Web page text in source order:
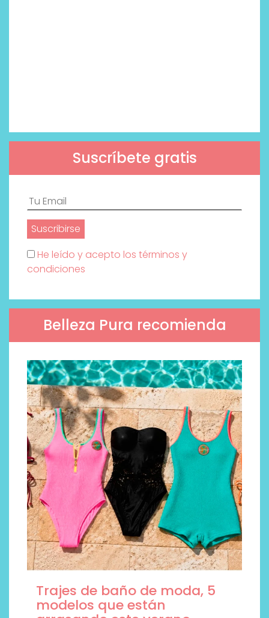
Suscríbete gratis
He leído y acepto los términos y
condiciones
Belleza Pura recomienda
Trajes de baño de moda, 5
modelos que están